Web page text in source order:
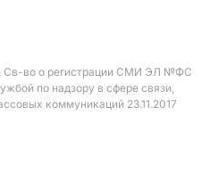
Св-во о регистрации СМИ ЭЛ №ФС
по надзору в сфере связи,
коммуникаций 23.11.2017